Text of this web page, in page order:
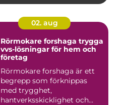
02. aug
Rörmokare forshaga trygga
vvs-lösningar för hem och
företag
Rörmokare forshaga är ett
begrepp som förknippas
med trygghet,
hantverksskicklighet och